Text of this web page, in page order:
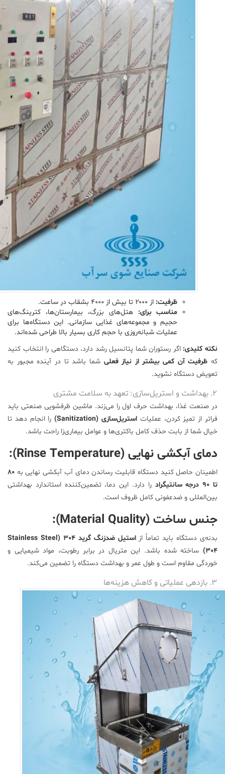
ظرفیت: از ۲۰۰۰ تا بیش از ۴۰۰۰ بشقاب در ساعت.
مناسب برای: هتل‌های بزرگ، بیمارستان‌ها، کترینگ‌های
حجیم و مجموعه‌های غذایی سازمانی. این دستگاه‌ها برای
عملیات شبانه‌روزی با حجم کاری بسیار بالا طراحی شده‌اند.
نکته کلیدی: اگر رستوران شما پتانسیل رشد دارد، دستگاهی را انتخاب کنید
که ظرفیت آن کمی بیشتر از نیاز فعلی شما باشد تا در آینده مجبور به
تعویض دستگاه نشوید.
۲. بهداشت و استریل‌سازی: تعهد به سلامت مشتری
در صنعت غذا، بهداشت حرف اول را می‌زند. ماشین ظرفشویی صنعتی باید
فراتر از تمیز کردن، عملیات استریل‌سازی (Sanitization)
را انجام دهد تا
خیال شما از بابت حذف کامل باکتری‌ها و عوامل بیماری‌زا راحت باشد.
دمای آبکشی نهایی (Rinse Temperature):
اطمینان حاصل کنید دستگاه قابلیت رساندن دمای آب آبکشی نهایی به ۸۰
تا ۹۰ درجه سانتیگراد
را دارد. این دما، تضمین‌کننده استاندارد بهداشتی
بین‌المللی و ضدعفونی کامل ظروف است.
جنس ساخت (Material Quality):
بدنه‌ی دستگاه باید تماماً از
استیل ضدزنگ گرید 304 (Stainless Steel
304)
ساخته شده باشد. این متریال در برابر رطوبت، مواد شیمیایی و
خوردگی مقاوم است و طول عمر و بهداشت دستگاه را تضمین می‌کند.
۳. بازدهی عملیاتی و کاهش هزینه‌ها